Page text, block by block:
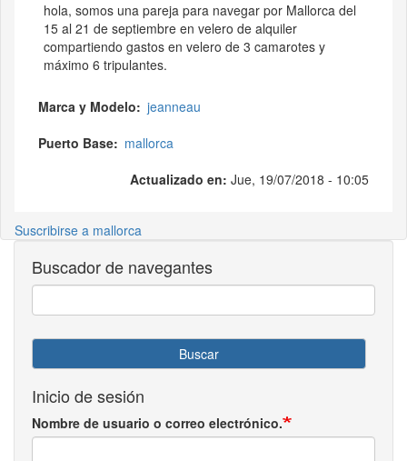
hola, somos una pareja para navegar por Mallorca del
15 al 21 de septiembre en velero de alquiler
compartiendo gastos en velero de 3 camarotes y
máximo 6 tripulantes.
Marca y Modelo
jeanneau
Puerto Base
mallorca
Actualizado en: Jue, 19/07/2018 - 10:05
Suscribirse a mallorca
Buscador de navegantes
Buscar
Inicio de sesión
Nombre de usuario o correo electrónico.